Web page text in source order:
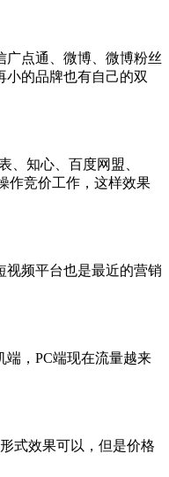
广点通、微博、微博粉丝
小的品牌也有自己的双
、知心、百度网盟、
作竞价工作，这样效果
视频平台也是最近的营销
端，PC端现在流量越来
式效果可以，但是价格